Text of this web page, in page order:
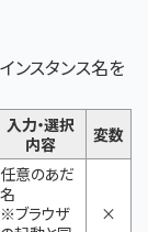
ンスタンス名を
入力・選択
内容
変数
任意のあだ
名
※ブラウザ
×